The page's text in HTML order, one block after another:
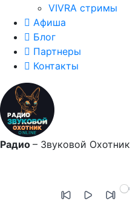
VIVRA стримы
Афиша
Блог
Партнеры
Контакты
Радио – Звуковой Охотник